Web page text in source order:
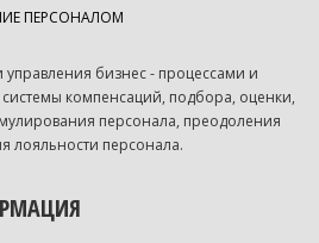
бизнес - процессами и
компенсаций, подбора, оценки,
персонала, преодоления
лояльности персонала.